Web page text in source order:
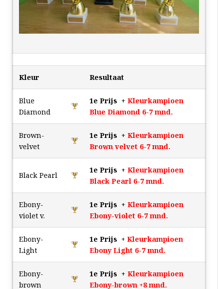
Kleur Resultaat
Blue
Diamond
1e Prijs + Kleurkampioen
Blue Diamond 6-7 mnd.
Brown-
velvet
1e Prijs + Kleurkampioen
Brown velvet 6-7 mnd.
Black Pearl
1e Prijs + Kleurkampioen
Black Pearl 6-7 mnd.
Ebony-
violet v.
1e Prijs + Kleurkampioen
Ebony-violet 6-7 mnd.
Ebony-
Light
1e Prijs + Kleurkampioen
Ebony Light 6-7 mnd.
Ebony-
brown
1e Prijs + Kleurkampioen
Ebony-brown +8 mnd.